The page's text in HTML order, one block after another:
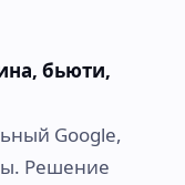
бьюти,
Google,
Решение